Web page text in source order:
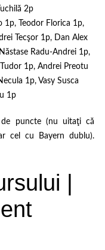
2p
1p, Teodor Florica 1p,
Tecşor 1p, Dan Alex
Radu-Andrei 1p,
1p, Andrei Preotu
1p, Vasy Susca
1p
puncte (nu uitaţi că
cel cu Bayern dublu).
|